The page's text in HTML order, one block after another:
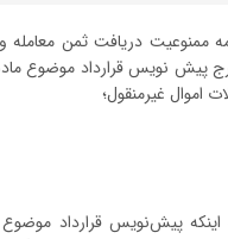
ممنوعیت دریافت ثمن
اموال غیرمنقول؛